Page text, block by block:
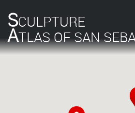
SCULPTURE
ATLAS OF SAN